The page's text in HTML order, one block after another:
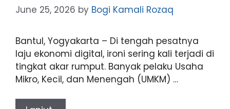
June 25, 2026 by Bogi Kamali Rozaq
Bantul, Yogyakarta – Di tengah pesatnya
laju ekonomi digital, ironi sering kali terjadi di
tingkat akar rumput. Banyak pelaku Usaha
Mikro, Kecil, dan Menengah (UMKM) …